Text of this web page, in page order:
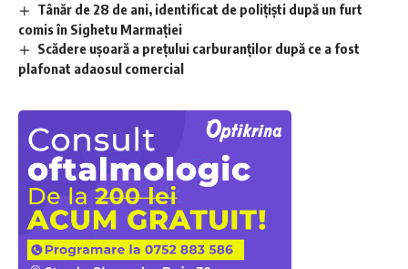
Tânăr de 28 de ani, identificat de polițiști după un furt
comis în Sighetu Marmației
Scădere ușoară a prețului carburanților după ce a fost
plafonat adaosul comercial